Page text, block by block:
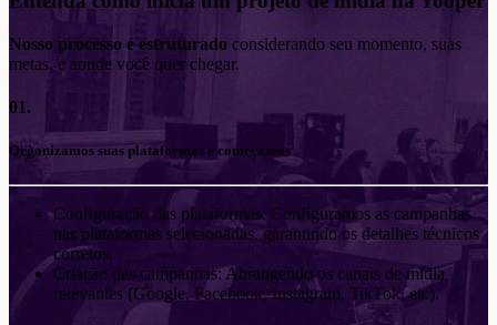
Nosso processo é estruturado considerando seu momento, suas
metas, e aonde você quer chegar.
01.
Organizamos suas plataformas e começamos
Configuração das plataformas: Configuramos as campanhas
nas plataformas selecionadas, garantindo os detalhes técnicos
corretos.
Criação das campanhas: Abrangendo os canais de mídia
relevantes (Google, Facebook, Instagram, TikTok, etc).